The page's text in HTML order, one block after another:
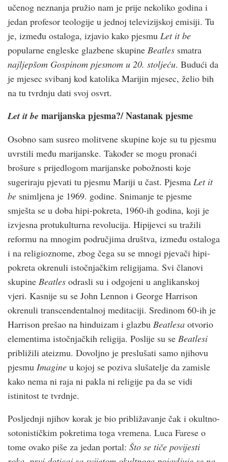
učenog neznanja pružio nam je prije nekoliko godina i
jedan profesor teologije u jednoj televizijskoj emisiji. Tu
je, između ostaloga, izjavio kako pjesmu Let it be
popularne engleske glazbene skupine Beatles smatra
najljepšom Gospinom pjesmom u 20. stoljeću. Budući da
je mjesec svibanj kod katolika Marijin mjesec, želio bih
na tu tvrdnju dati svoj osvrt.
Let it be marijanska pjesma?/ Nastanak pjesme
Osobno sam susreo molitvene skupine koje su tu pjesmu
uvrstili među marijanske. Također se mogu pronaći
brošure s prijedlogom marijanske pobožnosti koje
sugeriraju pjevati tu pjesmu Mariji u čast. Pjesma Let it
be snimljena je 1969. godine. Snimanje te pjesme
smješta se u doba hipi-pokreta, 1960-ih godina, koji je
izvjesna protukulturna revolucija. Hipijevci su tražili
reformu na mnogim područjima društva, između ostaloga
i na religioznome, zbog čega su se mnogi pjevači hipi-
pokreta okrenuli istočnjačkim religijama. Svi članovi
skupine Beatles odrasli su i odgojeni u anglikanskoj
vjeri. Kasnije su se John Lennon i George Harrison
okrenuli transcendentalnoj meditaciji. Sredinom 60-ih je
Harrison prešao na hinduizam i glazbu Beatlesa otvorio
elementima istočnjačkih religija. Poslije su se Beatlesi
približili ateizmu. Dovoljno je preslušati samo njihovu
pjesmu Imagine u kojoj se poziva slušatelje da zamisle
kako nema ni raja ni pakla ni religije pa da se vidi
istinitost te tvrdnje.
Posljednji njihov korak je bio približavanje čak i okultno-
sotonističkim pokretima toga vremena. Luca Farese o
tome ovako piše za jedan portal: Što se tiče povijesti